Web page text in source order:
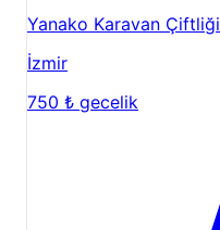
Yanako Karavan Çiftliği
İzmir
750 ₺ gecelik